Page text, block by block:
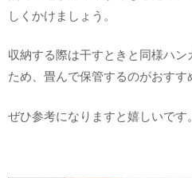
しくかけましょう。
収納する際は干すときと同様ハ
ため、畳んで保管するのがおすす
ぜひ参考になりますと嬉しいです。